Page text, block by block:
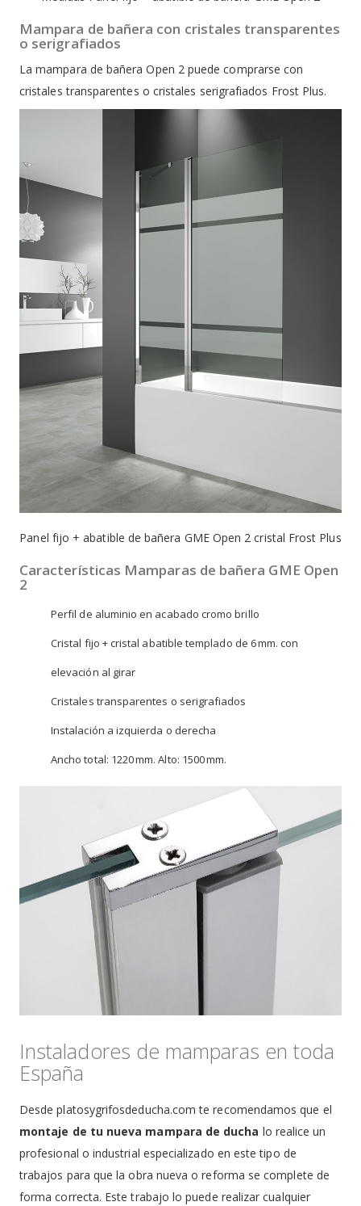
Mampara de bañera con cristales transparentes
o serigrafiados
La mampara de bañera Open 2 puede comprarse con
cristales transparentes o cristales serigrafiados Frost Plus.
Panel fijo + abatible de bañera GME Open 2 cristal Frost Plus
Características Mamparas de bañera GME Open
2
Perfil de aluminio en acabado cromo brillo
Cristal fijo + cristal abatible templado de 6 mm. con
elevación al girar
Cristales transparentes o serigrafiados
Instalación a izquierda o derecha
Ancho total: 1220 mm. Alto: 1500 mm.
Instaladores de mamparas en toda
España
Desde platosygrifosdeducha.com te recomendamos que el
montaje de tu nueva mampara de ducha lo realice un
profesional o industrial especializado en este tipo de
trabajos para que la obra nueva o reforma se complete de
forma correcta. Este trabajo lo puede realizar cualquier